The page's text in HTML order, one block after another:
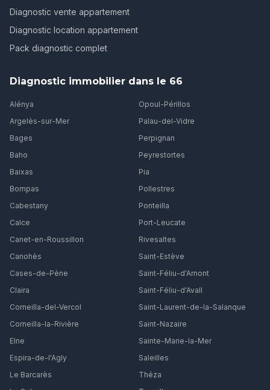
Diagnostic vente appartement
Diagnostic location appartement
Pack diagnostic complet
Diagnostic immobilier dans le 66
Alénya
Argelès-sur-Mer
Bages
Baho
Baixas
Bompas
Cabestany
Calce
Canet-en-Roussillon
Canohès
Cases-de-Pène
Claira
Corneilla-del-Vercol
Corneilla-la-Rivière
Elne
Espira-de-l'Agly
Le Barcarès
Opoul-Périllos
Palau-del-Vidre
Perpignan
Peyrestortes
Pia
Pollestres
Ponteilla
Port-Leucate
Rivesaltes
Saint-Estève
Saint-Féliu-d'Amont
Saint-Féliu-d'Avall
Saint-Laurent-de-la-Salanque
Saint-Nazaire
Sainte-Marie-la-Mer
Saleilles
Théza